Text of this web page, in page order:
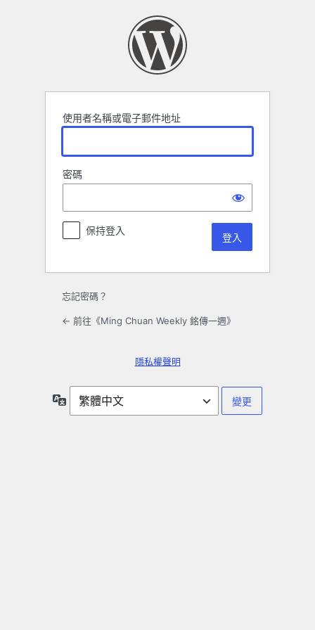
使用者名稱或電子郵件地址
密碼
保持登入
忘記密碼？
← 前往《Ming Chuan Weekly 銘傳一週》
隱私權聲明
言